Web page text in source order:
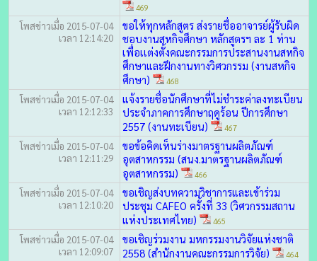
469
โพสข่าวเมื่อ 2015-07-04
เวลา 12:14:20
ขอให้ทุกหลักสูตร ส่งรายชื่ออาจารย์ผู้รับผิด
ชอบงานสหกิจศึกษา หลักสูตรฯ ละ 1 ท่าน
เพื่อเเต่งตั้งคณะกรรมการประสานงานสหกิจ
ศึกษาและฝึกงานทางวิศวกรรม (งานสหกิจ
ศึกษา)
468
โพสข่าวเมื่อ 2015-07-04
เวลา 12:12:33
แจ้งรายชื่อนักศึกษาที่ไม่ชำระค่าลงทะเบียน
ประจำภาคการศึกษาฤดูร้อน ปีการศึกษา
2557 (งานทะเบียน)
467
โพสข่าวเมื่อ 2015-07-04
เวลา 12:11:29
ขอข้อคิดเห็นร่างมาตรฐานผลิตภัณฑ์
อุตสาหกรรม (สนง.มาตรฐานผลิตภัณฑ์
อุตสาหกรรม)
466
โพสข่าวเมื่อ 2015-07-04
เวลา 12:10:20
ขอเชิญส่งบทความวิชาการและเข้าร่วม
ประชุม CAFEO ครั้งที่ 33 (วิศวกรรมสถาน
แห่งประเทศไทย)
465
โพสข่าวเมื่อ 2015-07-04
เวลา 12:09:07
ขอเชิญร่วมงาน มหกรรมงานวิจัยแห่งชาติ
2558 (สำนักงานคณะกรรมการวิจัย)
464